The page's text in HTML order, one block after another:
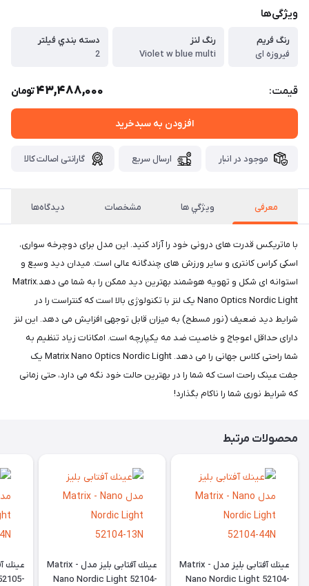
ویژگی‌ها
رنگ فريم
فیروزه ای
رنگ لنز
Violet w blue multi
دسته بندي فيلتر
2
قیمت: 43,488,000تومان
افزودن به سبدخرید
موجود در انبار ارسال سریع گارانتی اصالت کالا
معرفی ويژگي ها مشخصات دیدگاه‌ها
با ماتریکس قدرت های درونی خود را آزاد کنید. این مدل برای دوچرخه سواری،
اسکی کراس کانتری و سایر ورزش های چندگانه عالی است. میدان دید وسیع و
استوانه ای شکل و تهویه هوشمند بهترین دید ممکن را به شما می دهد.Matrix
Nano Optics Nordic Light یک لنز با تکنولوژی بالا است که کنتراست را در
شرایط دید ضعیف (نور مسطح) به میزان قابل توجهی افزایش می دهد. این لنز
دارای حداقل اعوجاج و خاصیت ضد مه یکپارچه است. امکانات زیاد تنظیم به
شما راحتی کلاس جهانی را می دهد. Matrix Nano Optics Nordic Light یک
جفت عینک راحت است که شما را در بهترین حالت خود نگه می دارد، حتی زمانی
که شرایط نوری شما را ناکام بگذارد!
محصولات مرتبط
عينك آفتابی بليز مدل Matrix -
Nano Nordic Light 52104-
عينك آفتابی بليز مدل Matrix -
Nano Nordic Light 52104-